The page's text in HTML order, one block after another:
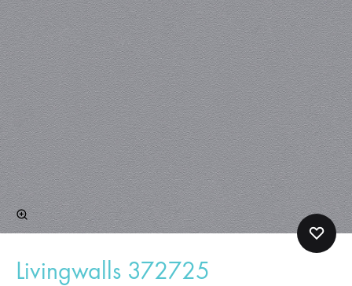
Livingwalls 372725